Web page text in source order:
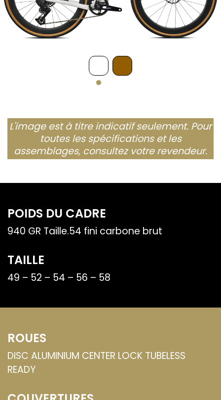
L'image est à titre indicatif seulement. Pour
toutes les spécifications et les
assemblages, consultez votre revendeur.
ROUES
DISC ALUMINIUM CENTER LOCK TUBELESS
READY
POIDS DU CADRE
940 GR Taille.54 fini carbone brut
TAILLE
49 – 52 – 54 – 56 – 58